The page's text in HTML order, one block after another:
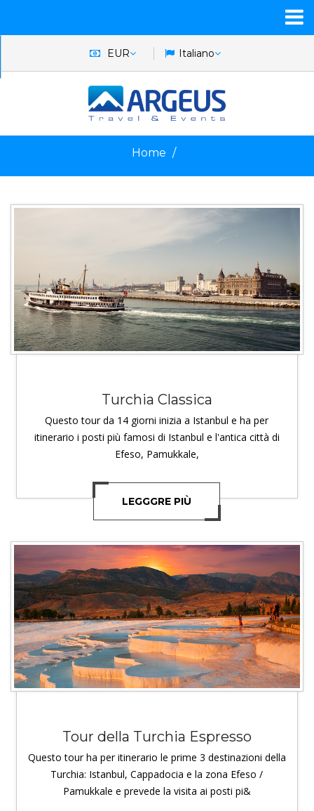
EUR Italiano
Home
Turchia Classica
Questo tour da 14 giorni inizia a Istanbul e ha per
itinerario i posti più famosi di Istanbul e l'antica città di
Efeso, Pamukkale,
LEGGGRE PIÙ
Tour della Turchia Espresso
Questo tour ha per itinerario le prime 3 destinazioni della
Turchia: Istanbul, Cappadocia e la zona Efeso /
Pamukkale e prevede la visita ai posti pi&